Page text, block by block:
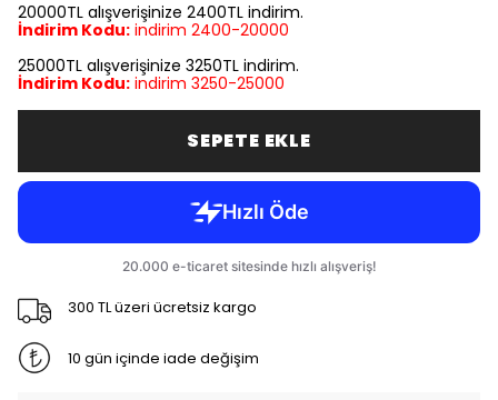
20000TL alışverişinize 2400TL indirim.
İndirim Kodu: indirim 2400-20000
25000TL alışverişinize 3250TL indirim.
İndirim Kodu: indirim 3250-25000
SEPETE EKLE
300 TL üzeri ücretsiz kargo
10 gün içinde iade değişim